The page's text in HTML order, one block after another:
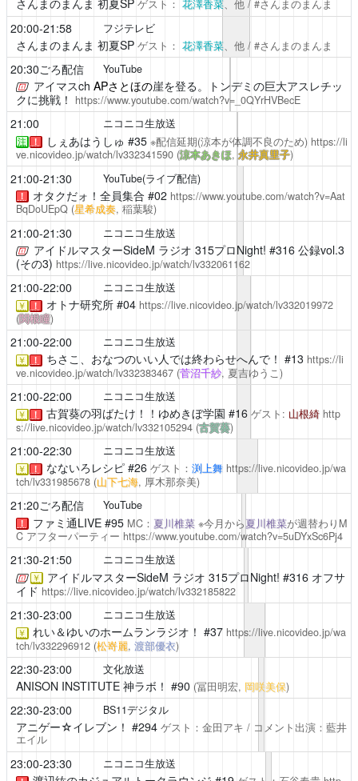
さんまのまんま 初夏SP ゲスト： 花澤香菜、他 / #さんまのまんま
20:00-21:58 フジテレビ
さんまのまんま 初夏SP ゲスト： 花澤香菜、他 / #さんまのまんま
20:30ごろ配信 YouTube
アイマスch APさとほの崖を登る。トンデミの巨大アスレチッ
クに挑戦！
https://www.youtube.com/watch?v=_0QYrHVBecE
21:00 ニコニコ生放送
注 ！ しぇあはうしゅ #35 ※配信延期(涼本が体調不良のため) https://li
ve.nicovideo.jp/watch/lv332341590 (涼本あきほ, 永井真里子)
21:00-21:30 YouTube(ライブ配信)
！ オタクだォ！全員集合 #02 https://www.youtube.com/watch?v=Aat
BqDoUEpQ (星希成奏, 稲葉駿)
21:00-21:30 ニコニコ生放送
アイドルマスターSideM ラジオ 315プロNight! #316 公録vol.3
(その3) https://live.nicovideo.jp/watch/lv332061162
21:00-22:00 ニコニコ生放送
￥ ！ オトナ研究所#04 https://live.nicovideo.jp/watch/lv332019972
(関根瞳)
21:00-22:00 ニコニコ生放送
￥ ！ ちさこ、おなつのいい人では終わらせへんで！ #13 https://li
ve.nicovideo.jp/watch/lv332383467 (菅沼千紗, 夏吉ゆうこ)
21:00-22:00 ニコニコ生放送
￥ ！ 古賀葵の羽ばたけ！！ゆめきぼ学園 #16 ゲスト: 山根綺 http
s://live.nicovideo.jp/watch/lv332105294 (古賀葵)
21:00-22:30 ニコニコ生放送
￥ ！ なないろレシピ#26 ゲスト： 渕上舞 https://live.nicovideo.jp/wa
tch/lv331985678 (山下七海, 厚木那奈美)
21:20ごろ配信 YouTube
！ ファミ通LIVE#95 MC： 夏川椎菜※今月から夏川椎菜が週替わりM
C アフターパーティー https://www.youtube.com/watch?v=5uDYxSc6Pj4
21:30-21:50 ニコニコ生放送
￥ アイドルマスターSideM ラジオ 315プロNight! #316 オフサ
イド https://live.nicovideo.jp/watch/lv332185822
21:30-23:00 ニコニコ生放送
￥ れい＆ゆいのホームランラジオ！ #37 https://live.nicovideo.jp/wa
tch/lv332296912 (松嵜麗, 渡部優衣)
22:30-23:00 文化放送
ANISON INSTITUTE 神ラボ！ #90 (冨田明宏, 岡咲美保)
22:30-23:00 BS11デジタル
アニゲー☆イレブン！ #294 ゲスト：金田アキ / コメント出演：藍井
エイル
23:00-23:30 ニコニコ生放送